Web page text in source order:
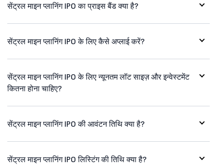
सेंट्रल माइन प्लानिंग IPO का प्राइस बैंड क्या है?
सेंट्रल माइन प्लानिंग IPO के लिए कैसे अप्लाई करें?
सेंट्रल माइन प्लानिंग IPO के लिए न्यूनतम लॉट साइज़ और इन्वेस्टमेंट
कितना होना चाहिए?
सेंट्रल माइन प्लानिंग IPO की आवंटन तिथि क्या है?
सेंट्रल माइन प्लानिंग IPO लिस्टिंग की तिथि क्या है?